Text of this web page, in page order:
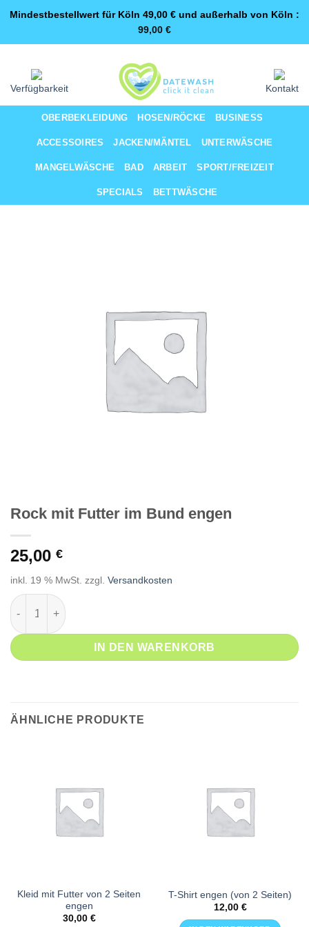
Mindestbestellwert für Köln 49,00 € und außerhalb von Köln :
99,00 €
springen
Verfügbarkeit Kontakt
OBERBEKLEIDUNG HOSEN/RÖCKE BUSINESS
ACCESSOIRES JACKEN/MÄNTEL UNTERWÄSCHE
MANGELWÄSCHE BAD ARBEIT SPORT/FREIZEIT
SPECIALS BETTWÄSCHE
Rock mit Futter im Bund engen
25,00 €
inkl. 19 % MwSt. zzgl. Versandkosten
Rock mit Futter im Bund engen Menge
IN DEN WARENKORB
ÄHNLICHE PRODUKTE
Kleid mit Futter von 2 Seiten
engen
30,00 €
T-Shirt engen (von 2 Seiten)
12,00 €